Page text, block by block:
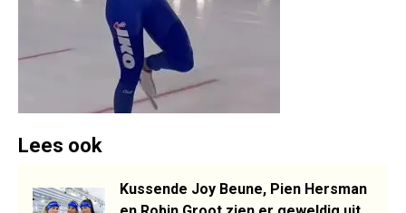
Lees ook
Kussende Joy Beune, Pien Hersman